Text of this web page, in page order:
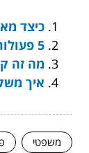
כיצד
5 פעולות שישפרו את ניהול הלקוחות בעסק
מה זה
איך
משפטי